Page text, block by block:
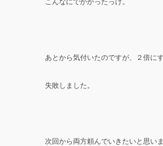
こんなにでかかったっけ。
あとから気付いたのですが、２倍に
失敗しました。
次回から両方頼んでいきたいと思いま